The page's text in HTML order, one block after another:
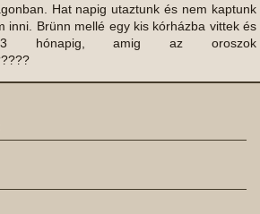
Hat napig utaztunk és nem kaptunk
inni. Brünn mellé egy kis kórházba vittek és
hónapig, amig az oroszok